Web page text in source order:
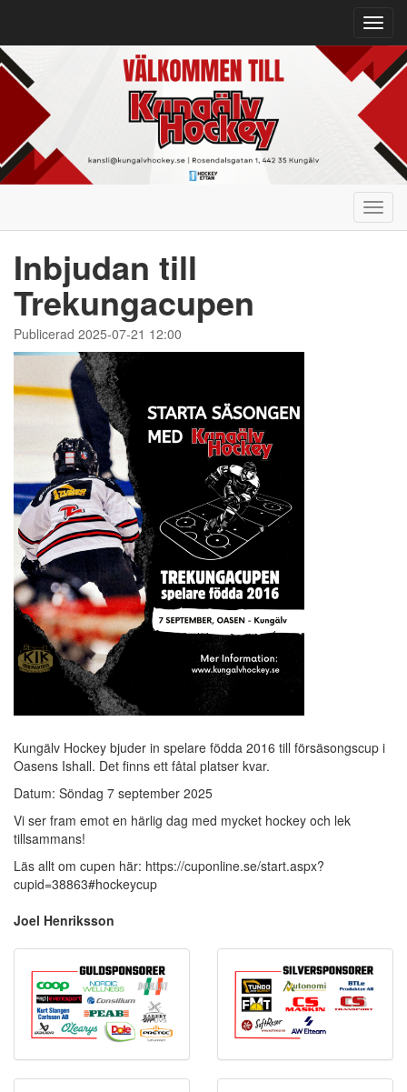
Inbjudan till
Trekungacupen
Publicerad 2025-07-21 12:00
Kungälv Hockey bjuder in spelare födda 2016 till försäsongscup i
Oasens Ishall. Det finns ett fåtal platser kvar.
Datum: Söndag 7 september 2025
Vi ser fram emot en härlig dag med mycket hockey och lek
tillsammans!
Läs allt om cupen här: https://cuponline.se/start.aspx?
cupid=38863#hockeycup
Joel Henriksson